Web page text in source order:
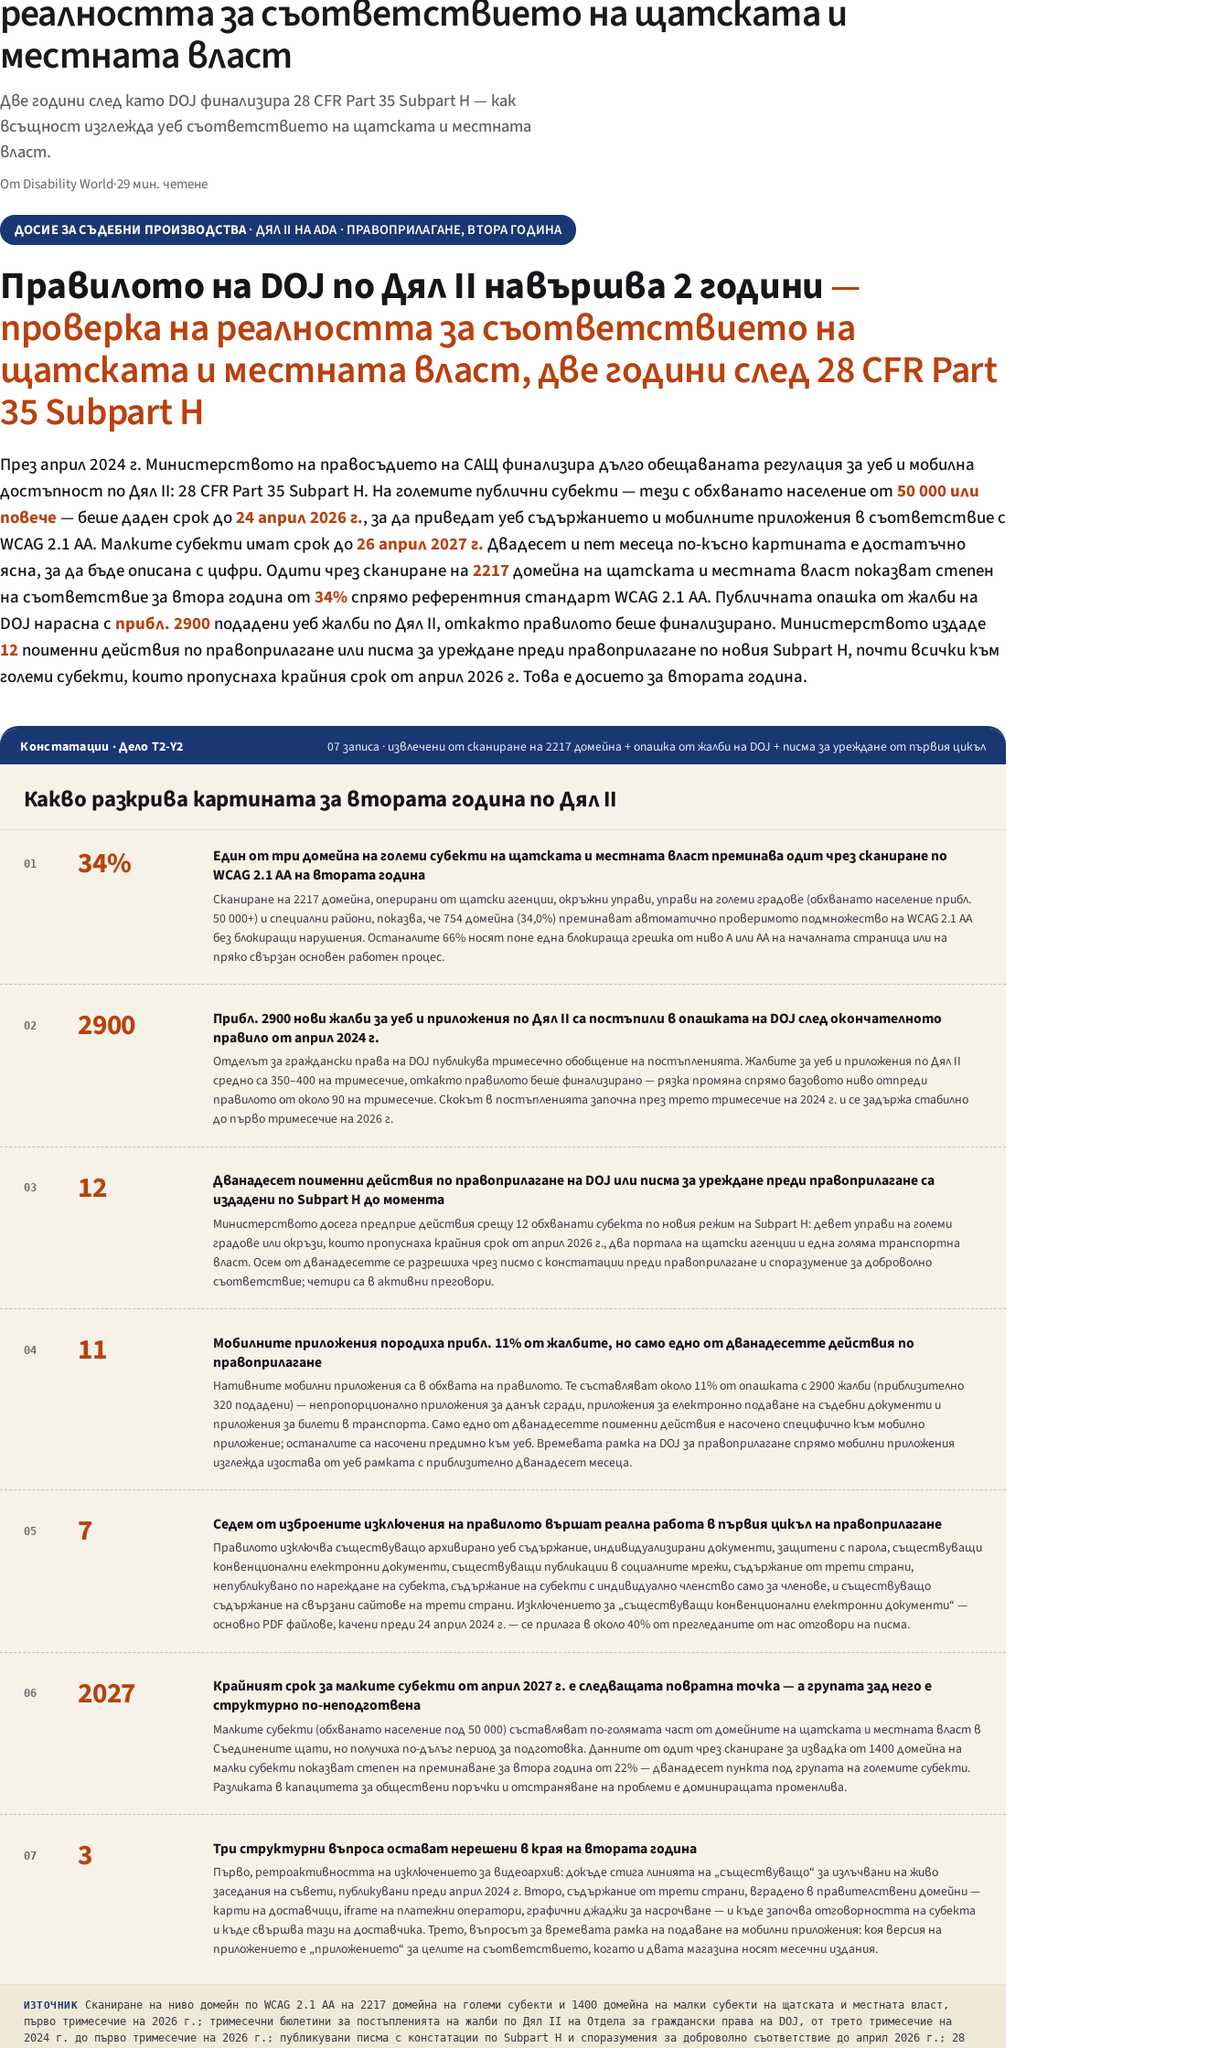
реалността за съответствието на щатската и
местната власт
Две години след като DOJ финализира 28 CFR Part 35 Subpart H — как
всъщност изглежда уеб съответствието на щатската и местната
власт.
От Disability World·29 мин. четене
ДОСИЕ ЗА СЪДЕБНИ ПРОИЗВОДСТВА· ДЯЛ II НА ADA · ПРАВОПРИЛАГАНЕ, ВТОРА ГОДИНА
Правилото на DOJ по Дял II навършва 2 години—
проверка на реалността за съответствието на
щатската и местната власт, две години след 28 CFR Part
35 Subpart H
През април 2024 г. Министерството на правосъдието на САЩ финализира дълго обещаваната регулация за уеб и мобилна
достъпност по Дял II: 28 CFR Part 35 Subpart H. На големите публични субекти — тези с обхванато население от50 000 или
повече— беше даден срок до24 април 2026 г., за да приведат уеб съдържанието и мобилните приложения в съответствие с
WCAG 2.1 AA. Малките субекти имат срок до26 април 2027 г.Двадесет и пет месеца по-късно картината е достатъчно
ясна, за да бъде описана с цифри. Одити чрез сканиране на2217домейна на щатската и местната власт показват степен
на съответствие за втора година от34%спрямо референтния стандарт WCAG 2.1 AA. Публичната опашка от жалби на
DOJ нарасна с прибл. 2900подадени уеб жалби по Дял II, откакто правилото беше финализирано. Министерството издаде
12поименни действия по правоприлагане или писма за уреждане преди правоприлагане по новия Subpart H, почти всички към
големи субекти, които пропуснаха крайния срок от април 2026 г. Това е досието за втората година.
Констатации · Дело T2-Y2 07 записа · извлечени от сканиране на 2217 домейна + опашка от жалби на DOJ + писма за уреждане от първия цикъл
Какво разкрива картината за втората година по Дял II
01 34%
Един от три домейна на големи субекти на щатската и местната власт преминава одит чрез сканиране по
WCAG 2.1 AA на втората година
Сканиране на 2217 домейна, оперирани от щатски агенции, окръжни управи, управи на големи градове (обхванато население прибл.
50 000+) и специални райони, показва, че 754 домейна (34,0%) преминават автоматично проверимото подмножество на WCAG 2.1 AA
без блокиращи нарушения. Останалите 66% носят поне една блокираща грешка от ниво A или AA на началната страница или на
пряко свързан основен работен процес.
02 2900
Прибл. 2900 нови жалби за уеб и приложения по Дял II са постъпили в опашката на DOJ след окончателното
правило от април 2024 г.
Отделът за граждански права на DOJ публикува тримесечно обобщение на постъпленията. Жалбите за уеб и приложения по Дял II
средно са 350–400 на тримесечие, откакто правилото беше финализирано — рязка промяна спрямо базовото ниво отпреди
правилото от около 90 на тримесечие. Скокът в постъпленията започна през трето тримесечие на 2024 г. и се задържа стабилно
до първо тримесечие на 2026 г.
03 12
Дванадесет поименни действия по правоприлагане на DOJ или писма за уреждане преди правоприлагане са
издадени по Subpart H до момента
Министерството досега предприе действия срещу 12 обхванати субекта по новия режим на Subpart H: девет управи на големи
градове или окръзи, които пропуснаха крайния срок от април 2026 г., два портала на щатски агенции и една голяма транспортна
власт. Осем от дванадесетте се разрешиха чрез писмо с констатации преди правоприлагане и споразумение за доброволно
съответствие; четири са в активни преговори.
04 11
Мобилните приложения породиха прибл. 11% от жалбите, но само едно от дванадесетте действия по
правоприлагане
Нативните мобилни приложения са в обхвата на правилото. Те съставляват около 11% от опашката с 2900 жалби (приблизително
320 подадени) — непропорционално приложения за данък сгради, приложения за електронно подаване на съдебни документи и
приложения за билети в транспорта. Само едно от дванадесетте поименни действия е насочено специфично към мобилно
приложение; останалите са насочени предимно към уеб. Времевата рамка на DOJ за правоприлагане спрямо мобилни приложения
изглежда изостава от уеб рамката с приблизително дванадесет месеца.
05 7 Седем от изброените изключения на правилото вършат реална работа в първия цикъл на правоприлагане
Правилото изключва съществуващо архивирано уеб съдържание, индивидуализирани документи, защитени с парола, съществуващи
конвенционални електронни документи, съществуващи публикации в социалните мрежи, съдържание от трети страни,
непубликувано по нареждане на субекта, съдържание на субекти с индивидуално членство само за членове, и съществуващо
съдържание на свързани сайтове на трети страни. Изключението за „съществуващи конвенционални електронни документи“ —
основно PDF файлове, качени преди 24 април 2024 г. — се прилага в около 40% от прегледаните от нас отговори на писма.
06 2027
Крайният срок за малките субекти от април 2027 г. е следващата повратна точка — а групата зад него е
структурно по-неподготвена
Малките субекти (обхванато население под 50 000) съставляват по-голямата част от домейните на щатската и местната власт в
Съединените щати, но получиха по-дълъг период за подготовка. Данните от одит чрез сканиране за извадка от 1400 домейна на
малки субекти показват степен на преминаване за втора година от 22% — дванадесет пункта под групата на големите субекти.
Разликата в капацитета за обществени поръчки и отстраняване на проблеми е доминиращата променлива.
07 3 Три структурни въпроса остават нерешени в края на втората година
Първо, ретроактивността на изключението за видеоархив: докъде стига линията на „съществуващо“ за излъчвани на живо
заседания на съвети, публикувани преди април 2024 г. Второ, съдържание от трети страни, вградено в правителствени домейни —
карти на доставчици, iframe на платежни оператори, графични джаджи за насрочване — и къде започва отговорността на субекта
и къде свършва тази на доставчика. Трето, въпросът за времевата рамка на подаване на мобилни приложения: коя версия на
приложението е „приложението“ за целите на съответствието, когато и двата магазина носят месечни издания.
ИЗТОЧНИК
Сканиране на ниво домейн по WCAG 2.1 AA на 2217 домейна на големи субекти и 1400 домейна на малки субекти на щатската и местната власт,
първо тримесечие на 2026 г.; тримесечни бюлетини за постъпленията на жалби по Дял II на Отдела за граждански права на DOJ, от трето тримесечие на
2024 г. до първо тримесечие на 2026 г.; публикувани писма с констатации по Subpart H и споразумения за доброволно съответствие до април 2026 г.; 28